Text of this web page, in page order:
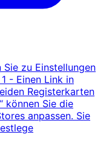
Sie zu Einstellungen
- Einen Link in
Registerkarten
können Sie die
anpassen. Sie